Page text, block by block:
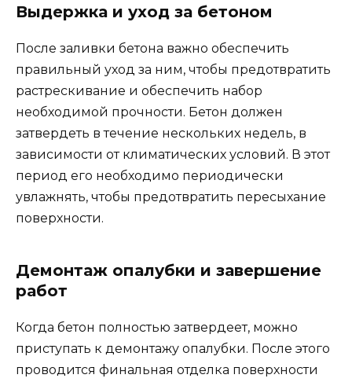
Выдержка и уход за бетоном
После заливки бетона важно обеспечить
правильный уход за ним, чтобы предотвратить
растрескивание и обеспечить набор
необходимой прочности. Бетон должен
затвердеть в течение нескольких недель, в
зависимости от климатических условий. В этот
период его необходимо периодически
увлажнять, чтобы предотвратить пересыхание
поверхности.
Демонтаж опалубки и завершение
работ
Когда бетон полностью затвердеет, можно
приступать к демонтажу опалубки. После этого
проводится финальная отделка поверхности